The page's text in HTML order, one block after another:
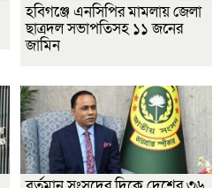
হবিগঞ্জে এনসিপির মামলায় জেলা
ছাত্রদল সভাপতিসহ ১১ জনের
জামিন